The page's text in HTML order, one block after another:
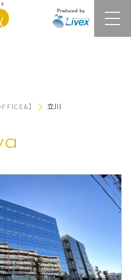
Produced by
開発情報
】 立川